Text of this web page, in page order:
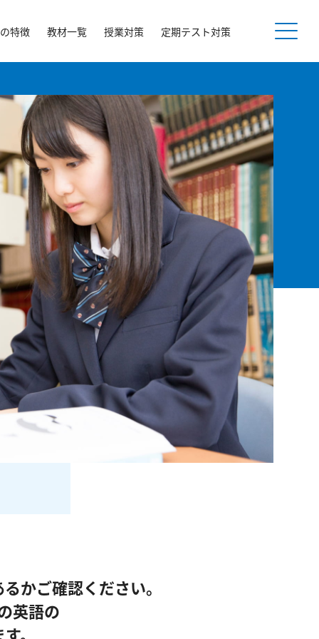
特徴 教材一覧 授業対策 定期テスト対策
かご確認ください。
英語の
。